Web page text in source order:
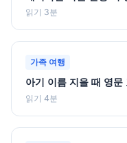
읽기 3분
가족 여행
아기 이름 지을 때 영
읽기 4분